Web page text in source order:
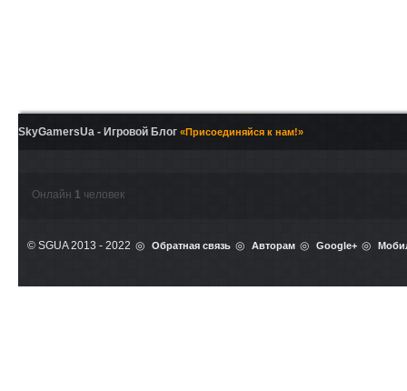
SkyGamersUa - Игровой Блог «Присоединяйся к нам!»
Онлайн 1 человек
© SGUA 2013 - 2022 Обратная связь Авторам Google+